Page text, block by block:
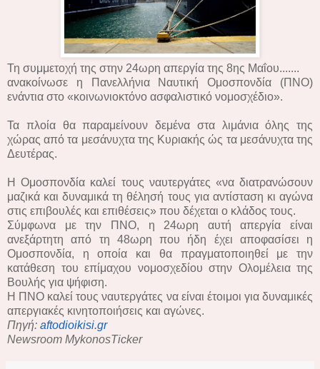
Τη συμμετοχή της στην 24ωρη απεργία της 8ης Μαΐου.......
ανακοίνωσε η Πανελλήνια Ναυτική Ομοσπονδία (ΠΝΟ)
ενάντια στο «κοινωνιοκτόνο ασφαλιστικό νομοσχέδιο».
Τα πλοία θα παραμείνουν δεμένα στα λιμάνια όλης της
χώρας από τα μεσάνυχτα της Κυριακής ώς τα μεσάνυχτα της
Δευτέρας.
Η Ομοσπονδία καλεί τους ναυτεργάτες «να διατρανώσουν
μαζικά και δυναμικά τη θέλησή τους για αντίσταση κι αγώνα
στις επιβουλές και επιθέσεις» που δέχεται ο κλάδος τους.
Σύμφωνα με την ΠΝΟ, η 24ωρη αυτή απεργία είναι
ανεξάρτητη από τη 48ωρη που ήδη έχει αποφασίσει η
Ομοσπονδία, η οποία και θα πραγματοποιηθεί με την
κατάθεση του επίμαχου νομοσχεδίου στην Ολομέλεια της
Βουλής για ψήφιση.
Η ΠΝΟ καλεί τους ναυτεργάτες να είναι έτοιμοι για δυναμικές
απεργιακές κινητοποιήσεις και αγώνες.
Πηγή: aftodioikisi.gr
Newsroom MykonosTicker